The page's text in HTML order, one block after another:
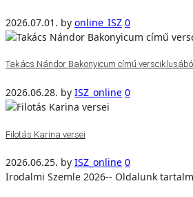
2026.07.01. by online_ISZ 0
Takács Nándor Bakonyicum című versciklusából
2026.06.28. by ISZ_online 0
Filotás Karina versei
2026.06.25. by ISZ_online 0
Irodalmi Szemle 2026-- Oldalunk